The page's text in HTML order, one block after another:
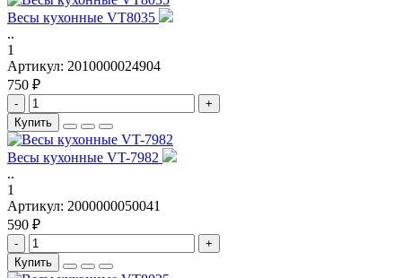
Весы кухонные VT8035
..
1
Артикул: 2010000024904
750 ₽
-
+
Купить
Весы кухонные VT-7982
..
1
Артикул: 2000000050041
590 ₽
-
+
Купить